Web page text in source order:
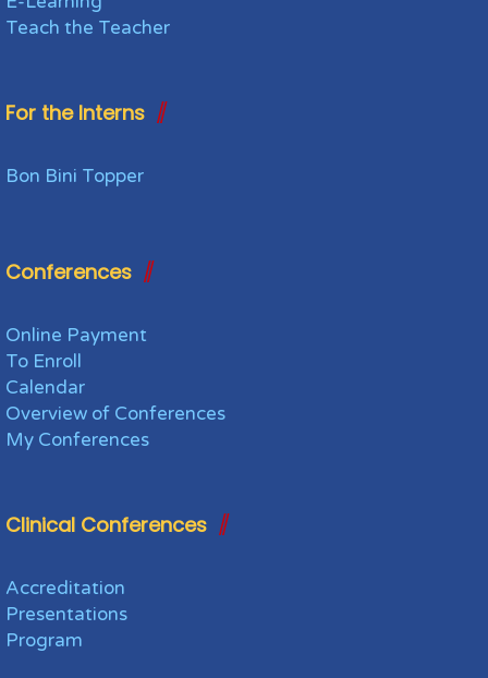
Teach the Teacher
For the Interns
Bon Bini Topper
Conferences
Online Payment
To Enroll
Calendar
Overview of Conferences
My Conferences
Clinical Conferences
Accreditation
Presentations
Program